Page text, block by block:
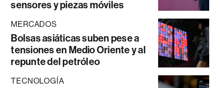
sensores y piezas móviles
MERCADOS
Bolsas asiáticas suben pese a
tensiones en Medio Oriente y al
repunte del petróleo
TECNOLOGÍA